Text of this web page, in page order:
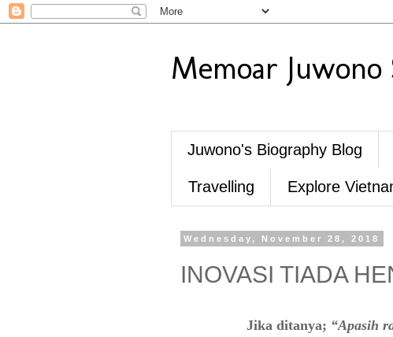
Memoar Juwono
Juwono's Biography Blog
Travelling Explore
Wednesday, November 28, 2018
INOVASI TIADA
Jika ditanya; “Apasih